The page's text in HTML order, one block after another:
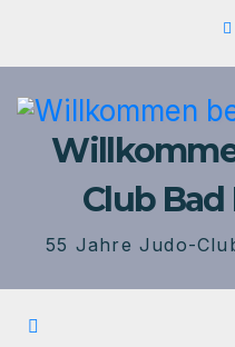
Club Bad
55 Jahre Judo-